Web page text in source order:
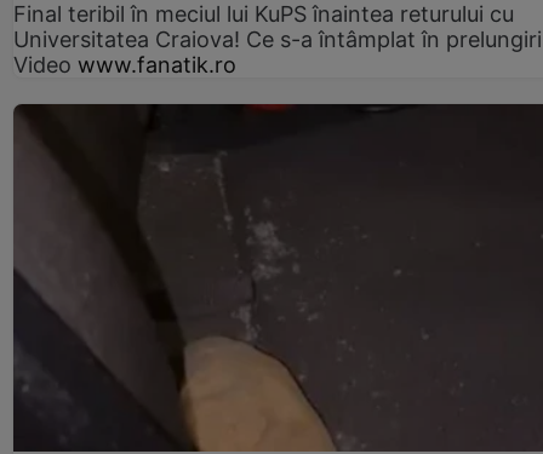
Final teribil în meciul lui KuPS înaintea returului cu
Universitatea Craiova! Ce s-a întâmplat în
Video www.fanatik.ro